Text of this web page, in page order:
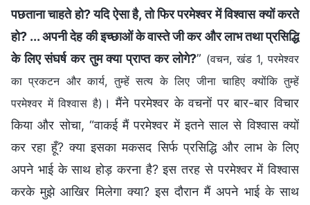
पछताना चाहते हो? यदि ऐसा है, तो फिर परमेश्वर में विश्वास क्यों करते
हो? ... अपनी देह की इच्छाओं के वास्ते जी कर और लाभ तथा प्रसिद्धि
के लिए संघर्ष कर तुम क्या प्राप्त कर लोगे?” (वचन, खंड 1, परमेश्वर
का प्रकटन और कार्य, तुम्हें सत्य के लिए जीना चाहिए क्योंकि तुम्हें
परमेश्वर में विश्वास है) । मैंने परमेश्वर के वचनों पर बार-बार विचार
किया और सोचा, “वाकई मैं परमेश्वर में इतने साल से विश्वास क्यों
कर रहा हूँ? क्या इसका मकसद सिर्फ प्रसिद्धि और लाभ के लिए
अपने भाई के साथ होड़ करना है? इस तरह से परमेश्वर में विश्वास
करके मुझे आखिर मिलेगा क्या? इस दौरान मैं अपने भाई के साथ